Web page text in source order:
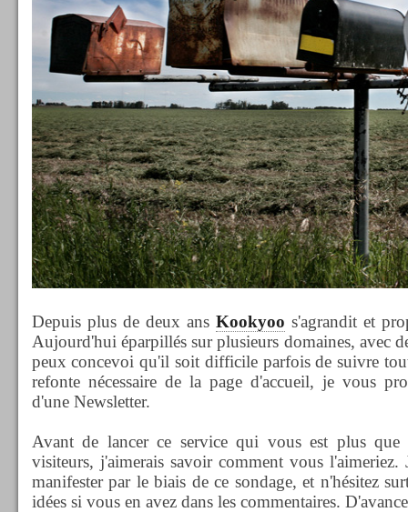
Depuis plus de deux ans Kookyoo s'agrandit et
Aujourd'hui éparpillés sur plusieurs domaines, avec
peux concevoi qu'il soit difficile parfois de suivre
refonte nécessaire de la page d'accueil, je vous
d'une Newsletter.
Avant de lancer ce service qui vous est plus que
visiteurs, j'aimerais savoir comment vous
manifester par le biais de ce sondage, et n'hésitez
idées si vous en avez dans les commentaires.